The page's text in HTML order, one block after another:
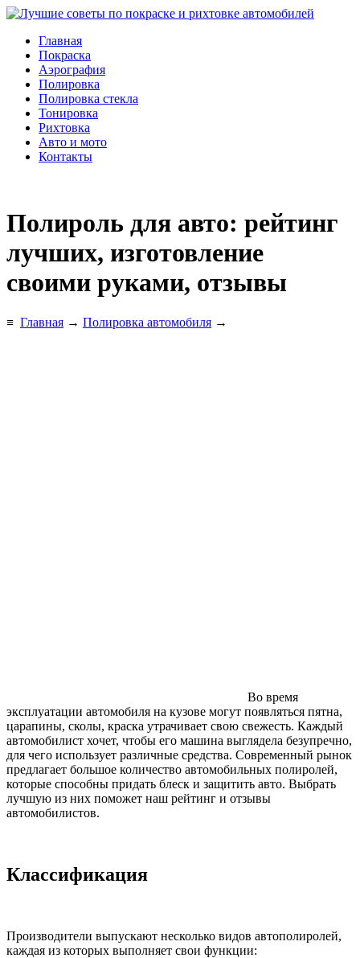
Главная
Покраска
Аэрография
Полировка
Полировка стекла
Тонировка
Рихтовка
Авто и мото
Контакты
Полироль для авто: рейтинг
лучших, изготовление
своими руками, отзывы
≡ Главная → Полировка автомобиля →
Во время
эксплуатации автомобиля на кузове могут появляться пятна,
царапины, сколы, краска утрачивает свою свежесть. Каждый
автомобилист хочет, чтобы его машина выглядела безупречно,
для чего использует различные средства. Современный рынок
предлагает большое количество автомобильных полиролей,
которые способны придать блеск и защитить авто. Выбрать
лучшую из них поможет наш рейтинг и отзывы
автомобилистов.
Классификация
Производители выпускают несколько видов автополиролей,
каждая из которых выполняет свои функции: